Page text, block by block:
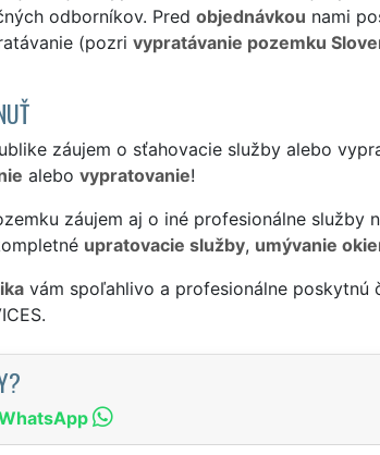
odborníkov. Pred objednávkou nami
(pozri vypratávanie pozemku
záujem o sťahovacie služby alebo
alebo vypratovanie!
záujem aj o iné profesionálne služby
upratovacie služby, umývanie
vám spoľahlivo a profesionálne poskytnú